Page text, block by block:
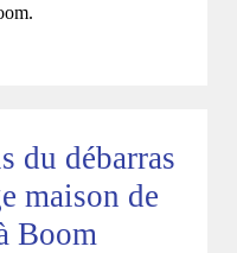
du débarras
maison de
Boom